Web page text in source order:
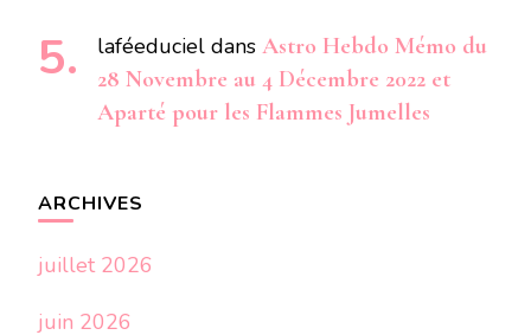
laféeduciel dans Astro Hebdo Mémo du
28 Novembre au 4 Décembre 2022 et
Aparté pour les Flammes Jumelles
ARCHIVES
juillet 2026
juin 2026